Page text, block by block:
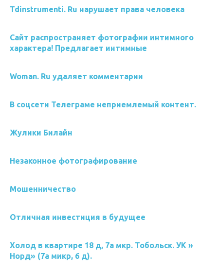
Tdinstrumenti. Ru нарушает права человека
Сайт распространяет фотографии интимного
характера! Предлагает интимные
Woman. Ru удаляет комментарии
В соцсети Телеграме неприемлемый контент.
Жулики Билайн
Незаконное фотографирование
Мошенничество
Отличная инвестиция в будущее
Холод в квартире 18 д, 7а мкр. Тобольск. УК »
Норд» (7а микр, 6 д).